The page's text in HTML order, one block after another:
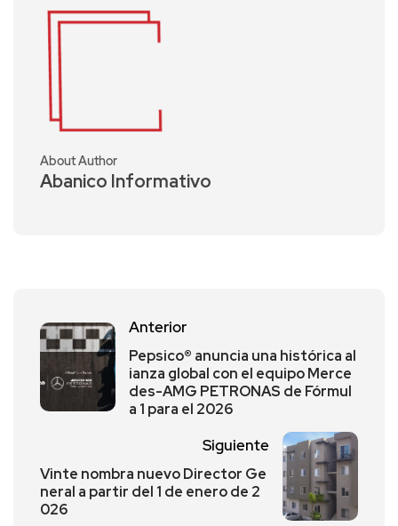
About Author
Abanico Informativo
Anterior
Pepsico® anuncia una histórica al
ianza global con el equipo Merce
des-AMG PETRONAS de Fórmul
a 1 para el 2026
Siguiente
Vinte nombra nuevo Director Ge
neral a partir del 1 de enero de 2
026